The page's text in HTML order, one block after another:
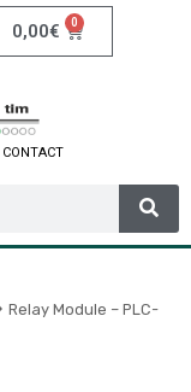
0,00€ 0
CONTACT
Relay Module – PLC-